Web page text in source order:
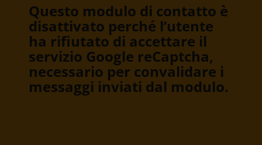
Questo modulo di contatto è
disattivato perché l’utente
ha rifiutato di accettare il
servizio Google reCaptcha,
necessario per convalidare i
messaggi inviati dal modulo.